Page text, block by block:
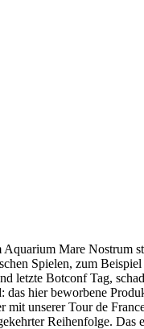
Aquarium Mare Nostrum
Spielen, zum
letzte Botconf Tag,
hier beworbene
mit unserer Tour de
Reihenfolge. Das